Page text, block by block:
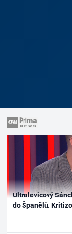
Ultralevicový
do Španělů.